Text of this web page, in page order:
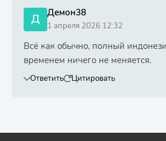
Д Демон38
1 апреля 2026 12:32
Всё как обычно, полный
временем ничего не меняется.
Ответить Цитировать